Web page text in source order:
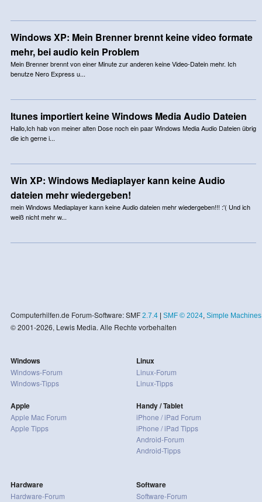
Windows XP: Mein Brenner brennt keine video formate
mehr, bei audio kein Problem
Mein Brenner brennt von einer Minute zur anderen keine Video-Datein mehr. Ich
benutze Nero Express u...
Itunes importiert keine Windows Media Audio Dateien
Hallo,Ich hab von meiner alten Dose noch ein paar Windows Media Audio Dateien übrig
die ich gerne i...
Win XP: Windows Mediaplayer kann keine Audio
dateien mehr wiedergeben!
mein Windows Mediaplayer kann keine Audio dateien mehr wiedergeben!!! :'( Und ich
weiß nicht mehr w...
Computerhilfen.de Forum-Software: SMF 2.7.4| SMF © 2024, Simple Machines
© 2001-2026, Lewis Media. Alle Rechte vorbehalten
Windows
Windows-Forum
Windows-Tipps
Apple
Apple Mac Forum
Apple Tipps
Linux
Linux-Forum
Linux-Tipps
Handy / Tablet
iPhone / iPad Forum
iPhone / iPad Tipps
Android-Forum
Android-Tipps
Hardware
Hardware-Forum
Software
Software-Forum